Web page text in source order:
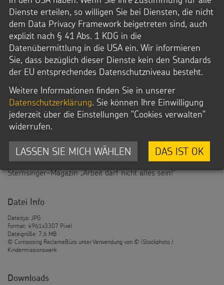
Unterrichtsmaterial Kinderarbeit -
Eine bildliche Veranschaulichung des Kreislaufes der
Kinderarbeit für den Einsatz im Unterricht – aus dem
Sternsinger-Magazin „Arbeit darf nicht alles sein!“
Datei Info
Dateityp: JPG
Format: 4961x3307 Pixel
Dateigröße: 7,6 MB
© Composing ReclameBüro unter Verwendung von © iStockphoto /
Kindermissionswerk
Downloads
Dienste erteilen, so willigen Sie bei Diensten, die nicht
dem Data Privacy Framework beigetreten sind, auch
explizit nach § 41 Abs. 1 KDG in die
Datenübermittlung in die USA ein. Wir informieren
Sie, dass bezüglich dieser Dienste kein den Standards
der EU entsprechendes Datenschutzniveau besteht.
Weitere Informationen finden Sie in unserer
Datenschutzerklärung. Sie können Ihre Einwilligung
jederzeit über die Einstellungen "Cookies verwalten"
widerrufen.
LASSEN SIE MICH WÄHLEN DAS IST OK